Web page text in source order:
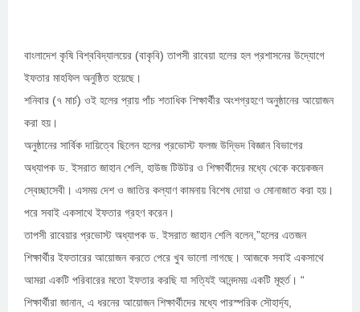
বাংলাদেশ কৃষি বিশ্ববিদ্যালয়ের (বাকৃবি) তাপসী রাবেয়া হলের হল প্রশাসনের উদ্যোগে
ইফতার মাহফিল অনুষ্ঠিত হয়েছে।
শনিবার (৭ মার্চ) ওই হলের প্রায় পাঁচ শতাধিক শিক্ষার্থীর অংশগ্রহণে অনুষ্ঠানের আয়োজন
করা হয়।
অনুষ্ঠানের সার্বিক দায়িত্বে ছিলেন হলের প্রভোস্ট ফলজ উদ্ভিদ বিজ্ঞান বিভাগের
অধ্যাপক ড. ইসরাত জাহান শেলি, হাউজ টিউটর ও শিক্ষার্থীদের মধ্যে থেকে কয়েকজন
স্বেচ্ছাসেবী। এসময় দেশ ও জাতির কল্যাণ কামনায় বিশেষ দোয়া ও মোনাজাত করা হয়।
পরে সবাই একসাথে ইফতার গ্রহণ করেন।
তাপসী রাবেয়ার প্রভোস্ট অধ্যাপক ড. ইসরাত জাহান শেলি বলেন,”হলের এতজন
শিক্ষার্থীর ইফতারের আয়োজন করতে পেরে খুব ভালো লাগছে। আজকে সবাই একসাথে
আমরা একটি পরিবারের মতো ইফতার করছি যা সত্যিই আনন্দময় একটি মূহুর্ত। “
শিক্ষার্থীরা জানান, এ ধরনের আয়োজন শিক্ষার্থীদের মধ্যে পারস্পরিক সৌহার্দ্য,